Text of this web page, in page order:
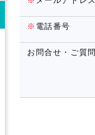
※ 電話番号
お問合せ・ご質問